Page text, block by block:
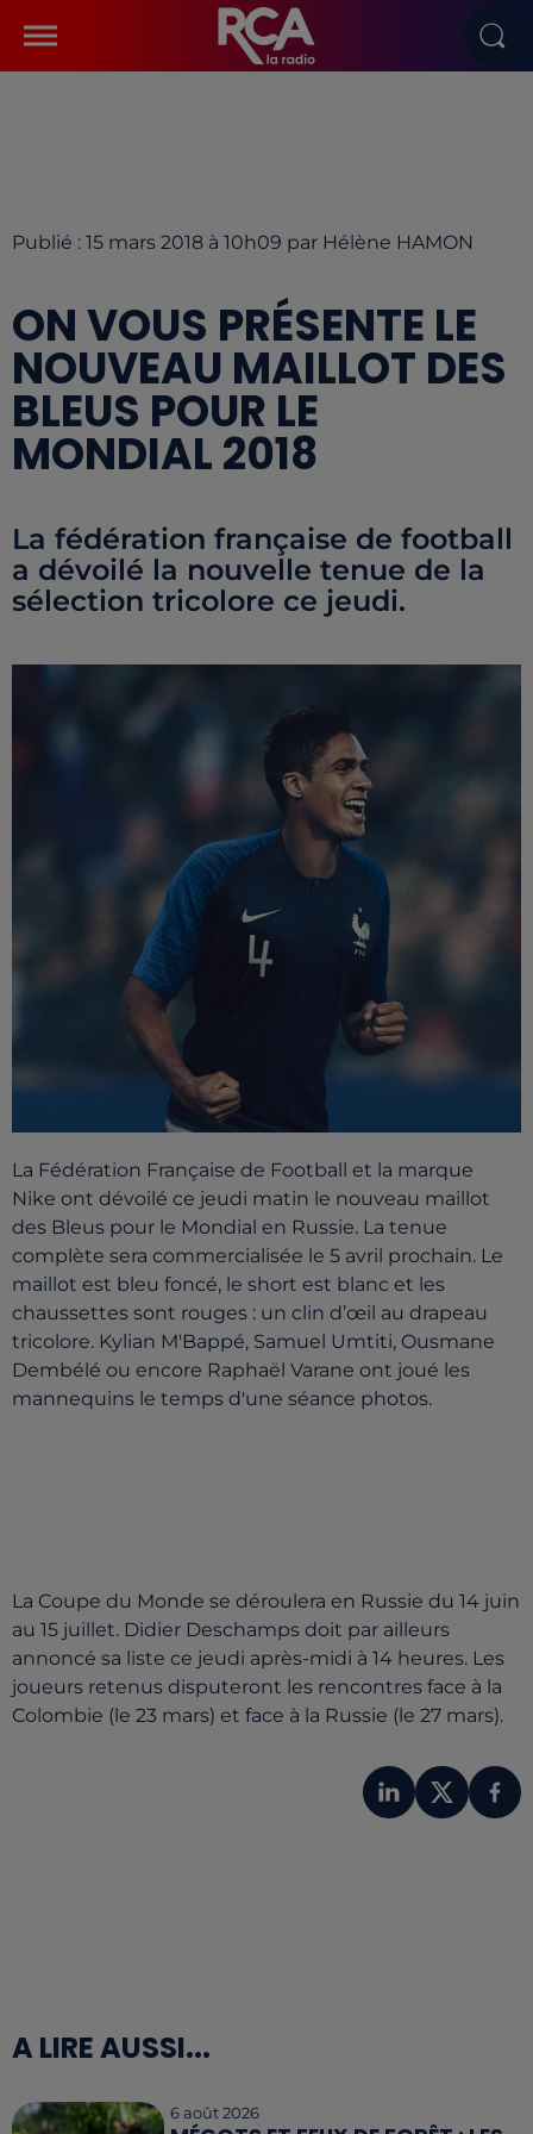
Publié : 15 mars 2018 à 10h09 par Hélène HAMON
ON VOUS PRÉSENTE LE
NOUVEAU MAILLOT DES
BLEUS POUR LE
MONDIAL 2018
La fédération française de football
a dévoilé la nouvelle tenue de la
sélection tricolore ce jeudi.
La Fédération Française de Football et la marque
Nike ont dévoilé ce jeudi matin le nouveau maillot
des Bleus pour le Mondial en Russie. La tenue
complète sera commercialisée le 5 avril prochain. Le
maillot est bleu foncé, le short est blanc et les
chaussettes sont rouges : un clin d’œil au drapeau
tricolore. Kylian M'Bappé, Samuel Umtiti, Ousmane
Dembélé ou encore Raphaël Varane ont joué les
mannequins le temps d'une séance photos.
La Coupe du Monde se déroulera en Russie du 14 juin
au 15 juillet. Didier Deschamps doit par ailleurs
annoncé sa liste ce jeudi après-midi à 14 heures. Les
joueurs retenus disputeront les rencontres face à la
Colombie (le 23 mars) et face à la Russie (le 27 mars).
A LIRE AUSSI...
6 août 2026